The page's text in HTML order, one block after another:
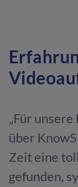
„Für
über
Zeit eine
gefunden,